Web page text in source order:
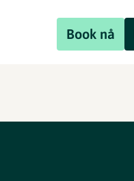
Book nå